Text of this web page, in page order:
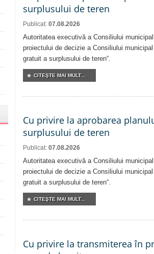
surplusului de teren
Publicat: 07.08.2026
Autoritatea executivă a Consiliului
proiectului de decizie a Consiliului
gratuit a surplusului de teren“.
CITEŞTE MAI MULT...
Cu privire la aprobarea
surplusului de teren
Publicat: 07.08.2026
Autoritatea executivă a Consiliului
proiectului de decizie a Consiliului
gratuit a surplusului de teren“.
CITEŞTE MAI MULT...
Cu privire la transmiterea în